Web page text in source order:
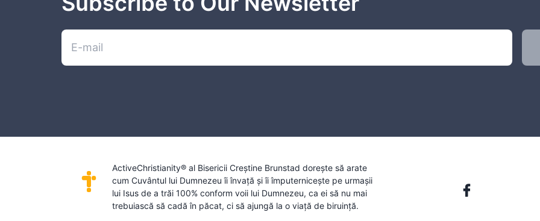
ActiveChristianity® al Bisericii Creștine Brunstad dorește să arate
cum Cuvântul lui Dumnezeu îi învață și îi împuternicește pe urmașii
lui Isus de a trăi 100% conform voii lui Dumnezeu, ca ei să nu mai
trebuiască să cadă în păcat, ci să ajungă la o viață de biruință.